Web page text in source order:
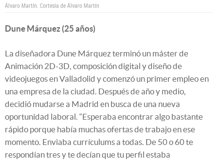
Álvaro Martín. Cortesía de Álvaro Martín
Dune Márquez (25 años)
La diseñadora Dune Márquez terminó un máster de
Animación 2D-3D, composición digital y diseño de
videojuegos en Valladolid y comenzó un primer empleo en
una empresa de la ciudad. Después de año y medio,
decidió mudarse a Madrid en busca de una nueva
oportunidad laboral. “Esperaba encontrar algo bastante
rápido porque había muchas ofertas de trabajo en ese
momento. Enviaba currículums a todas. De 50 o 60 te
respondían tres y te decían que tu perfil estaba